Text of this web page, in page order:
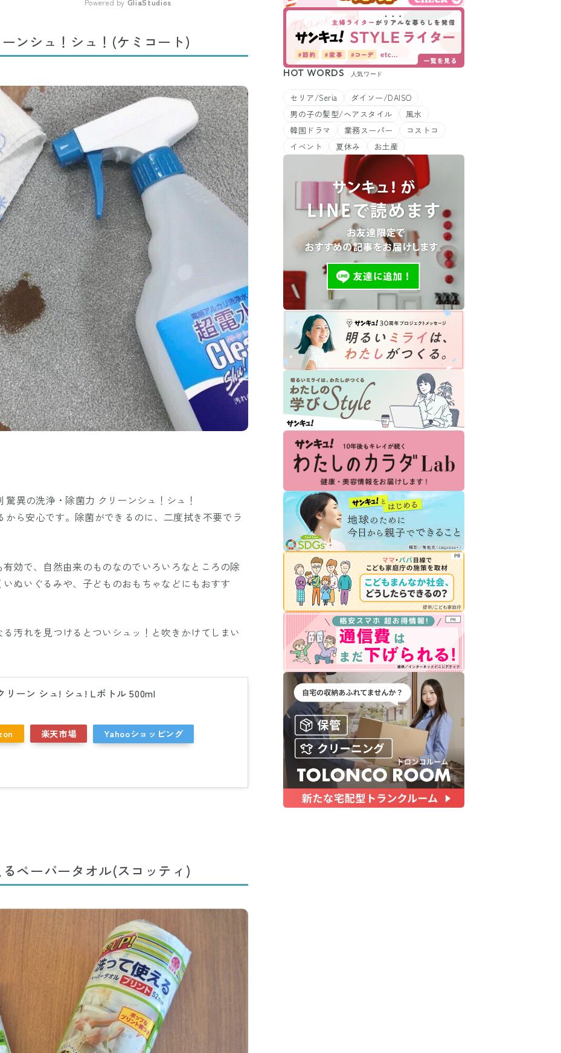
Mute
Powered by GliaStudios
ーンシュ！シュ！(ケミコート)
異の洗浄・除菌力 クリーンシュ！シュ！
から安心です。除菌ができるのに、二度拭き不要でラ
効で、自然由来のものなのでいろいろなところの除
ぬいぐるみや、子どものおもちゃなどにもおすす
汚れを見つけるとついシュッ！と吹きかけてしまい
リーン シュ! シュ! Lボトル 500ml
楽天市場 Yahooショッピング
るペーパータオル(スコッティ)
HOT WORDS 人気ワード
セリア/Seria
ダイソー/DAISO
男の子の髪型/ヘアスタイル
風水
韓国ドラマ
業務スーパー
コストコ
イベント
夏休み お土産